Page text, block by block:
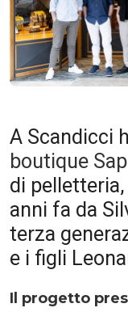
A Scandicci
boutique
di
anni fa da
terza
e i figli
Il progetto